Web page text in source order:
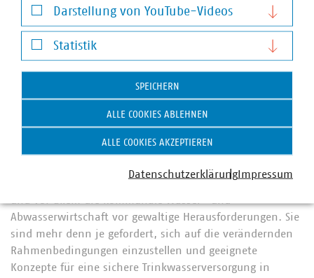
Jahren die ideale Plattform. Ich freue mich daher auf die
Fortsetzung in 2020.“
Das Jahr 2018 hatte es in sich: Lokale
Starkregenereignisse und ein Hitzesommer, der
seinesgleichen sucht. Auch laut aktueller Prognosen ist
Intensität zunehmen. Schon heute stellen die
klimatischen Veränderungen das Land, die Kommunen
Abwasserwirtschaft vor gewaltige Herausforderungen. Sie
sind mehr denn je gefordert, sich auf die verändernden
Rahmenbedingungen einzustellen und geeignete
Konzepte für eine sichere Trinkwasserversorgung in
Darstellung von YouTube-Videos
Darstellung von YouTube-Videos
Statistik
Statistik
SPEICHERN
ALLE COOKIES ABLEHNEN
ALLE COOKIES AKZEPTIEREN
DatenschutzerklärungImpressum